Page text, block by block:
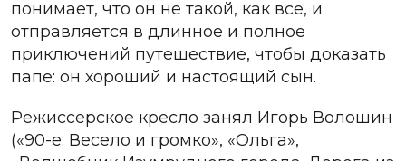
понимает, что он не такой, как все, и
отправляется в длинное и полное
приключений путешествие, чтобы доказать
папе: он хороший и настоящий сын.
Режиссерское кресло занял Игорь Волошин
(«90-е. Весело и громко», «Ольга»,